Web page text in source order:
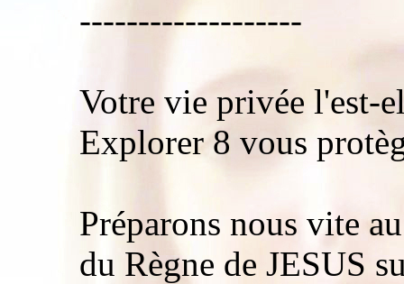
-------------------
Votre vie privée l'est-
Explorer 8 vous
Préparons nous vite
du Règne de JESUS